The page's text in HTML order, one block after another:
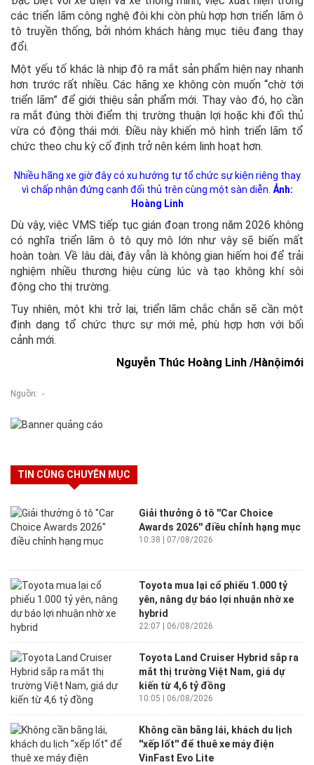
các triển lãm công nghệ đôi khi còn phù hợp hơn triển lãm ô
tô truyền thống, bởi nhóm khách hàng mục tiêu đang thay
đổi.
Một yếu tố khác là nhịp độ ra mắt sản phẩm hiện nay nhanh
hơn trước rất nhiều. Các hãng xe không còn muốn “chờ tới
triển lãm” để giới thiệu sản phẩm mới. Thay vào đó, họ cần
ra mắt đúng thời điểm thị trường thuận lợi hoặc khi đối thủ
vừa có động thái mới. Điều này khiến mô hình triển lãm tổ
chức theo chu kỳ cố định trở nên kém linh hoạt hơn.
Nhiều hãng xe giờ đây có xu hướng tự tổ chức sự kiện riêng thay
vì chấp nhận đứng cạnh đối thủ trên cùng một sàn diễn. Ảnh:
Hoàng Linh
Dù vậy, việc VMS tiếp tục gián đoạn trong năm 2026 không
có nghĩa triển lãm ô tô quy mô lớn như vậy sẽ biến mất
hoàn toàn. Về lâu dài, đây vẫn là không gian hiếm hoi để trải
nghiệm nhiều thương hiệu cùng lúc và tạo không khí sôi
động cho thị trường.
Tuy nhiên, một khi trở lại, triển lãm chắc chắn sẽ cần một
định dạng tổ chức thực sự mới mẻ, phù hợp hơn với bối
cảnh mới.
Nguyễn Thúc Hoàng Linh /Hànộimới
Nguồn: -
TIN CÙNG CHUYÊN MỤC
Giải thưởng ô tô ''Car Choice
Awards 2026'' điều chỉnh hạng mục
10:38 | 07/08/2026
Toyota mua lại cổ phiếu 1.000 tỷ
yên, nâng dự báo lợi nhuận nhờ xe
hybrid
22:07 | 06/08/2026
Toyota Land Cruiser Hybrid sắp ra
mắt thị trường Việt Nam, giá dự
kiến từ 4,6 tỷ đồng
10:05 | 06/08/2026
Không cần bằng lái, khách du lịch
''xếp lốt'' để thuê xe máy điện
VinFast Evo Lite